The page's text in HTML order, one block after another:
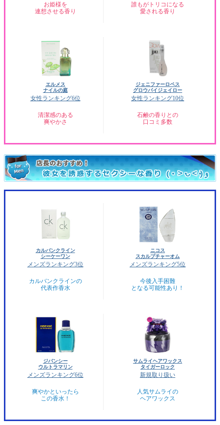
お姫様を
連想させる香り
誰もがトリコになる
愛される香り
エルメス
ナイルの庭
女性ランキング6位
清潔感のある
爽やかさ
ジェニファーロペス
グロウバイジェイロー
女性ランキング10位
石鹸の香りとの
口コミ多数
カルバンクライン
シーケーワン
メンズランキング3位
カルバンクラインの
代表作香水
ニコス
スカルプチャーオム
メンズランキング5位
今後入手困難
となる可能性あり！
ジバンシー
ウルトラマリン
メンズランキング6位
爽やかといったら
この香水！
サムライヘアワックス
タイガーロック
新規取り扱い
人気サムライの
ヘアワックス